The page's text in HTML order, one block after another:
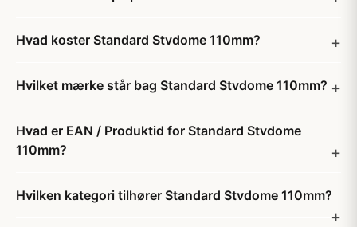
Hvad koster Standard Stvdome 110mm?
Hvilket mærke står bag Standard Stvdome 110mm?
Hvad er EAN / Produktid for Standard Stvdome
110mm?
Hvilken kategori tilhører Standard Stvdome 110mm?